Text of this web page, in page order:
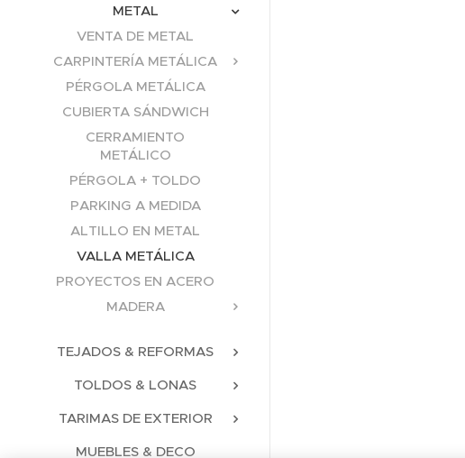
METAL
VENTA DE METAL
CARPINTERÍA METÁLICA
PÉRGOLA METÁLICA
CUBIERTA SÁNDWICH
CERRAMIENTO
METÁLICO
PÉRGOLA + TOLDO
PARKING A MEDIDA
ALTILLO EN METAL
VALLA METÁLICA
PROYECTOS EN ACERO
MADERA
TEJADOS & REFORMAS
TOLDOS & LONAS
TARIMAS DE EXTERIOR
MUEBLES & DECO